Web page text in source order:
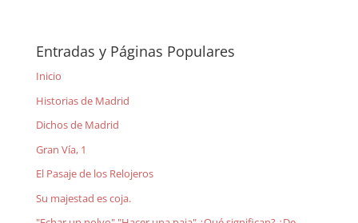
Entradas y Páginas Populares
Inicio
Historias de Madrid
Dichos de Madrid
Gran Vía, 1
El Pasaje de los Relojeros
Su majestad es coja.